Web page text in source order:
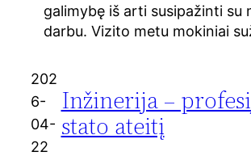
galimybę iš arti susipažinti su
darbu. Vizito metu mokiniai
202
6-
04-
22
Inžinerija –
stato ateitį